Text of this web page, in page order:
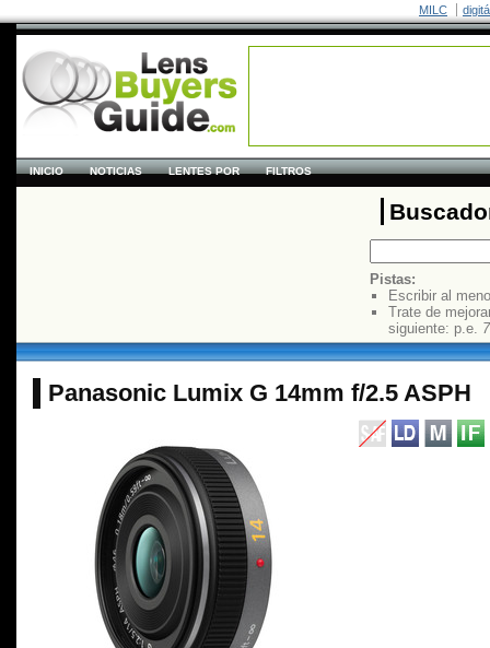
MILC
INICIO NOTICIAS LENTES POR FILTROS
Pistas:
Escribir al
Trate de
siguiente: p.e.
Panasonic Lumix G 14mm f/2.5 ASPH